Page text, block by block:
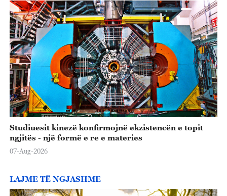
Studiuesit kinezë konfirmojnë ekzistencën e topit
ngjitës - një formë e re e materies
07-Aug-2026
LAJME TË NGJASHME